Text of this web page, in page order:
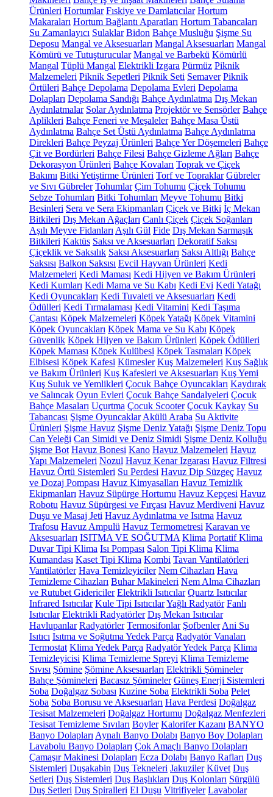
Ürünleri Hortumlar Fıskiye ve Damlatıcılar Hortum
Makaraları Hortum Bağlantı Aparatları Hortum Tabancaları
Su Zamanlayıcı Sulaklar Bidon Bahçe Musluğu Şişme Su
Deposu Mangal ve Aksesuarları Mangal Aksesuarları Mangal
Kömürü ve Tutuşturucular Mangal ve Barbekü Kömürlü
Mangal Tüplü Mangal Elektrikli Izgara Pürmüz Piknik
Malzemeleri Piknik Sepetleri Piknik Seti Semaver Piknik
Örtüleri Bahçe Depolama Depolama Evleri Depolama
Dolapları Depolama Sandığı Bahçe Aydınlatma Dış Mekan
Aydınlatmalar Solar Aydınlatma Projektör ve Sensörler Bahçe
Aplikleri Bahçe Feneri ve Meşaleler Bahçe Masa Üstü
Aydınlatma Bahçe Set Üstü Aydınlatma Bahçe Aydınlatma
Direkleri Bahçe Peyzaj Ürünleri Bahçe Yer Döşemeleri Bahçe
Çit ve Bordürleri Bahçe Filesi Bahçe Gizleme Ağları Bahçe
Dekorasyon Ürünleri Bahçe Kovaları Toprak ve Çiçek
Bakımı Bitki Yetiştirme Ürünleri Torf ve Topraklar Gübreler
ve Sıvı Gübreler Tohumlar Çim Tohumu Çiçek Tohumu
Sebze Tohumları Bitki Tohumları Meyve Tohumu Bitki
Besinleri Sera ve Sera Ekipmanları Çiçek ve Bitki İç Mekan
Bitkileri Dış Mekan Ağaçları Canlı Çiçek Çiçek Soğanları
Aşılı Meyve Fidanları Aşılı Gül Fide Dış Mekan Sarmaşık
Bitkileri Kaktüs Saksı ve Aksesuarları Dekoratif Saksı
Çiçeklik ve Saksılık Saksı Aksesuarları Saksı Altlığı Bahçe
Saksısı Balkon Saksısı Evcil Hayvan Ürünleri Kedi
Malzemeleri Kedi Maması Kedi Hijyen ve Bakım Ürünleri
Kedi Kumları Kedi Mama ve Su Kabı Kedi Evi Kedi Yatağı
Kedi Oyuncakları Kedi Tuvaleti ve Aksesuarları Kedi
Ödülleri Kedi Tırmalaması Kedi Vitamini Kedi Taşıma
Çantası Köpek Malzemeleri Köpek Yatağı Köpek Vitamini
Köpek Oyuncakları Köpek Mama ve Su Kabı Köpek
Güvenlik Köpek Hijyen ve Bakım Ürünleri Köpek Ödülleri
Köpek Maması Köpek Kulübesi Köpek Tasmaları Köpek
Elbisesi Köpek Kafesi Kümesler Kuş Malzemeleri Kuş Sağlık
ve Bakım Ürünleri Kuş Kafesleri ve Aksesuarları Kuş Yemi
Kuş Suluk ve Yemlikleri Çocuk Bahçe Oyuncakları Kaydırak
ve Salıncak Oyun Evleri Çocuk Bahçe Sandalyeleri Çocuk
Bahçe Masaları Uçurtma Çocuk Scooter Çocuk Kaykay Su
Tabancası Şişme Oyuncaklar Akülü Araba Su Aktivite
Ürünleri Şişme Havuz Şişme Deniz Yatağı Şişme Deniz Topu
Can Yeleği Can Simidi ve Deniz Simidi Şişme Deniz Kolluğu
Şişme Bot Havuz Bonesi Kano Havuz Malzemeleri Havuz
Yapı Malzemeleri Nozul Havuz Kenar Izgarası Havuz Filtresi
Havuz Örtü Sistemleri Su Perdesi Havuz Dip Süzgeç Havuz
ve Dozaj Pompası Havuz Kimyasalları Havuz Temizlik
Ekipmanları Havuz Süpürge Hortumu Havuz Kepçesi Havuz
Robotu Havuz Süpürgesi ve Fırçası Havuz Merdiveni Havuz
Duşu ve Masaj Jeti Havuz Aydınlatma ve Isıtma Havuz
Trafosu Havuz Ampulü Havuz Termometresi Karavan ve
Aksesuarları ISITMA VE SOĞUTMA Klima Portatif Klima
Duvar Tipi Klima Isı Pompası Salon Tipi Klima Klima
Kumandası Kaset Tipi Klima Kombi Tavan Vantilatörleri
Vantilatörler Hava Temizleyiciler Nem Cihazları Hava
Temizleme Cihazları Buhar Makineleri Nem Alma Cihazları
ve Rutubet Gidericiler Elektrikli Isıtıcılar Quartz Isıtıcılar
Infrared Isıtıcılar Kule Tipi IsıtıcılarYağlı Radyatör Fanlı
Isıtıcılar Elektrikli Radyatörler Dış Mekan Isıtıcılar
Havlupanlar Radyatörler Termosifonlar Şofbenler Ani Su
Isıtıcı Isıtma ve Soğutma Yedek Parça Radyatör Vanaları
Termostat Klima Yedek Parça Radyatör Yedek Parça Klima
Temizleyicisi Klima Temizleme Spreyi Klima Temizleme
Sıvısı Şömine Şömine Aksesuarları Elektrikli Şömineler
Bahçe Şömineleri Bacasız Şömineler Güneş Enerji Sistemleri
Soba Doğalgaz Sobası Kuzine Soba Elektrikli Soba Pelet
Soba Soba Borusu ve Aksesuarları Hava Perdesi Doğalgaz
Tesisat Malzemeleri Doğalgaz Hortumu Doğalgaz Menfezleri
Tesisat Temizleme Sıvıları Boyler Kalorifer Kazanı BANYO
Banyo Dolapları Aynalı Banyo Dolabı Banyo Boy Dolapları
Lavabolu Banyo Dolapları Çok Amaçlı Banyo Dolapları
Çamaşır Makinesi Dolapları Ecza Dolabı Banyo Rafları Duş
Sistemleri Duşakabin Duş Tekneleri Jakuziler Küvet Duş
Setleri Duş Sistemleri Duş Başlıkları Duş Kolonları Sürgülü
Duş Setleri Duş Spiralleri El Duşu Vitrifiyeler Lavabolar